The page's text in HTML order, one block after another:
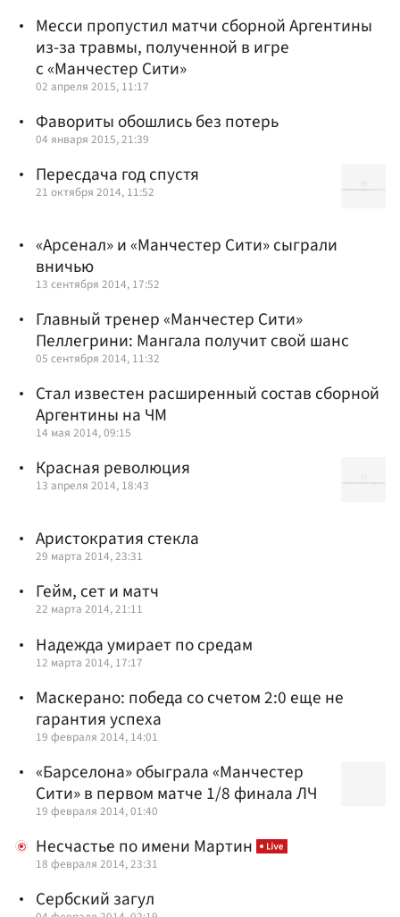
Месси пропустил матчи сборной Аргентины
из-за травмы, полученной в игре
с «Манчестер Сити»
02 апреля 2015, 11:17
Фавориты обошлись без потерь
04 января 2015, 21:39
Пересдача год спустя
21 октября 2014, 11:52
«Арсенал» и «Манчестер Сити» сыграли
вничью
13 сентября 2014, 17:52
Главный тренер «Манчестер Сити»
Пеллегрини: Мангала получит свой шанс
05 сентября 2014, 11:32
Стал известен расширенный состав сборной
Аргентины на ЧМ
14 мая 2014, 09:15
Красная революция
13 апреля 2014, 18:43
Аристократия стекла
29 марта 2014, 23:31
Гейм, сет и матч
22 марта 2014, 21:11
Надежда умирает по средам
12 марта 2014, 17:17
Маскерано: победа со счетом 2:0 еще не
гарантия успеха
19 февраля 2014, 14:01
«Барселона» обыграла «Манчестер
Сити» в первом матче 1/8 финала ЛЧ
19 февраля 2014, 01:40
Несчастье по имени Мартин
18 февраля 2014, 23:31
Сербский загул